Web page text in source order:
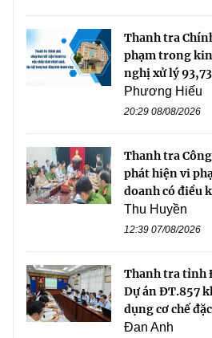
Thanh tra
phạm trong
nghị xử lý
Phương Hiếu
20:29 08/08/2026
Thanh tra
phát hiện vi
doanh có điều
Thu Huyền
12:39 07/08/2026
Thanh tra tỉnh
Dự án ĐT.857
dụng cơ chế
Đan Anh